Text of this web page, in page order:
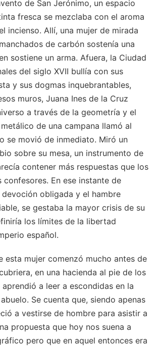
de San Jerónimo, un espacio
fresca se mezclaba con el aroma
incienso. Allí, una mujer de mirada
de carbón sostenía una
sostiene un arma. Afuera, la Ciudad
del siglo XVII bullía con sus
y sus dogmas inquebrantables,
muros, Juana Ines de la Cruz
a través de la geometría y el
de una campana llamó al
se movió de inmediato. Miró un
sobre su mesa, un instrumento de
contener más respuestas que los
confesores. En ese instante de
obligada y el hambre
se gestaba la mayor crisis de su
los límites de la libertad
español.
esta mujer comenzó mucho antes de
en una hacienda al pie de los
a leer a escondidas en la
Se cuenta que, siendo apenas
a vestirse de hombre para asistir a
propuesta que hoy nos suena a
pero que en aquel entonces era